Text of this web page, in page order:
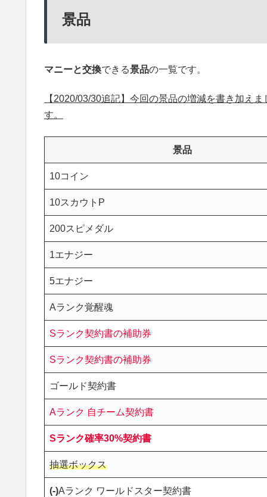
景品
マニーと交換できる景品の一覧です。
【2020/03/30追記】今回の景品の増減を書き加えま
す。
景品
10コイン
10スカウトP
200スピメダル
1エナジー
5エナジー
Aランク覚醒魂
Sランク契約書の補助券
Sランク契約書の補助券
ゴールド契約書
Aランク 自チーム契約書
Sランク確率30%契約書
抽選ボックス
(-)Aランク ワールドスター契約書